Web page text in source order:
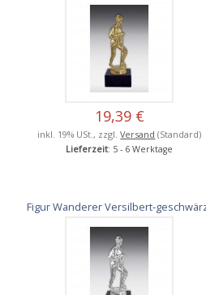
19,39 €
inkl. 19% USt., zzgl.Versand (Standard)
Lieferzeit: 5 - 6 Werktage
Figur Wanderer Versilbert-